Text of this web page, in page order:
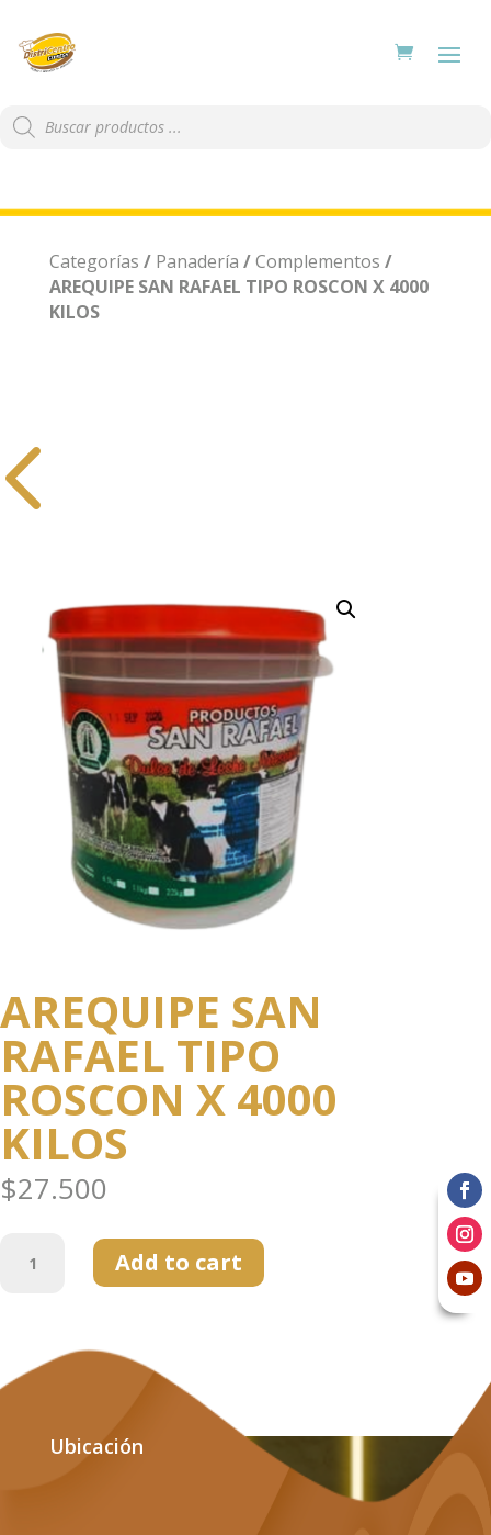
Búsqueda
de
productos
Categorías / Panadería /Complementos /
AREQUIPE SAN RAFAEL TIPO ROSCON X 4000
KILOS
AREQUIPE SAN
RAFAEL TIPO
ROSCON X 4000
KILOS
$27.500
4000
quantity
Add to cart
Ubicación